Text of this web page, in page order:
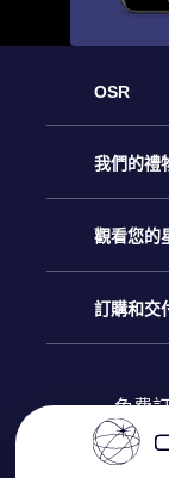
OSR
客戶服務
聯繫我們
博客
評論
我們的禮
Online
OSR禮物
OSR 禮物
觀看您的
星星注册
個性化的
訂購和交
付款資訊
免費